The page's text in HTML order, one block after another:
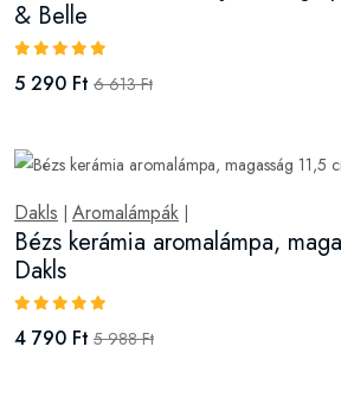
& Belle
5 290 Ft 6 613 Ft
Dakls Aromalámpák
Bézs kerámia aromalámpa,
Dakls
4 790 Ft 5 988 Ft